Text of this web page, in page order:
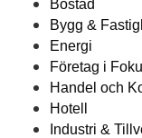
Bostad
Bygg &
Energi
Företag i
Handel och
Hotell
Industri &